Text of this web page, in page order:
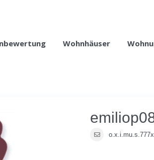
Wohnhäuser